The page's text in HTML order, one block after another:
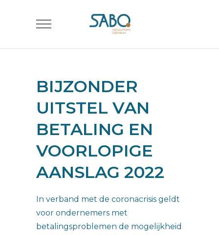
BIJZONDER
UITSTEL VAN
BETALING EN
VOORLOPIGE
AANSLAG 2022
In verband met de coronacrisis geldt
voor ondernemers met
betalingsproblemen de mogelijkheid